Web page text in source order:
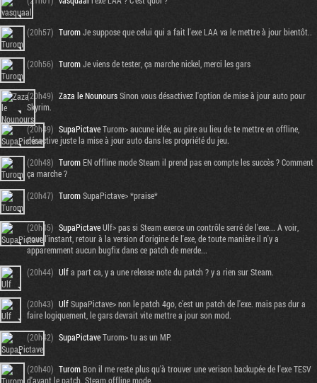
(20h57) TuromJe suppose que celui qui a fait l'exe LAA va le mettre à jour bientôt..
(20h56) TuromJe viens de tester, ça marche nickel, merci les gars
(20h49) Zaza le NounoursSinon vous désactivez l'option de mise à jour auto pour
Skyrim.
(20h49) SupaPictaveTurom> aucune idée, au pire au lieu de te mettre en offline,
désactive juste la mise à jour auto dans les propriété du jeu.
(20h48) TuromEN offline mode Steam il prend pas en compte les succès ? Comment
ça marche ?
(20h47) TuromSupaPictave> *praise*
(20h45) SupaPictaveUlf> pas si Steam exerce un contrôle serré de l'exe... A voir,
pour l'instant, retour à la version d'origine de l'exe, de toute manière il n'y a
apparemment aucun bugfix dans ce patch de merde...
(20h44) Ulfa part ca, y a une release note du patch ? y a rien sur Steam.
(20h43) UlfSupaPictave> non le patch 4go, c'est un patch de l'exe. mais pas dur a
faire logiquement, le gars devrait vite mettre a jour son mod.
(20h42) SupaPictaveTurom> tu as un MP.
(20h40) TuromBon il me reste plus qu'à trouver une verison backupée de l'exe TESV
d'avant le patch. Steam offline mode.